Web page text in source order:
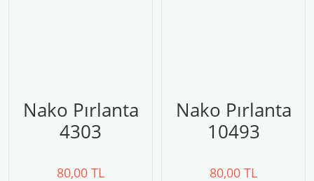
Nako Pırlanta
4303
80,00 TL
Nako Pırlanta
10493
80,00 TL